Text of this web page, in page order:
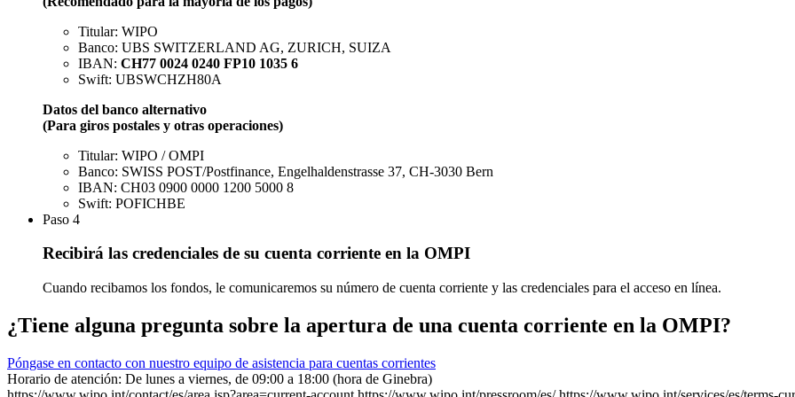
Titular: WIPO
Banco: UBS SWITZERLAND AG, ZURICH, SUIZA
IBAN: CH77 0024 0240 FP10 1035 6
Swift: UBSWCHZH80A
Datos del banco alternativo​​​​​​
(Para giros postales y otras operaciones)
Titular: WIPO / OMPI
Banco: SWISS POST/Postfinance, Engelhaldenstrasse 37, CH-3030 Bern
IBAN: CH03 0900 0000 1200 5000 8
Swift: POFICHBE
Paso 4
Recibirá las credenciales de su cuenta corriente en la OMPI
Cuando recibamos los fondos, le comunicaremos su número de cuenta corriente y las credenciales para el acceso en línea.
¿Tiene alguna pregunta sobre la apertura de una cuenta corriente en la OMPI?
Póngase en contacto con nuestro equipo de asistencia para cuentas corrientes
Horario de atención: De lunes a viernes, de 09:00 a 18:00 (hora de Ginebra)